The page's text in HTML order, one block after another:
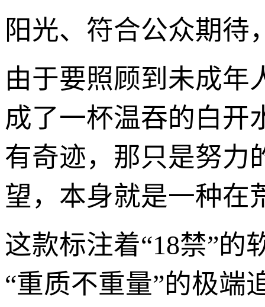
阳光、符合公众期待
由于要照顾到未成年
成了一杯温吞的白开
有奇迹，那只是努力
望，本身就是一种在
这款标注着“18禁”的
“重质不重量”的极端